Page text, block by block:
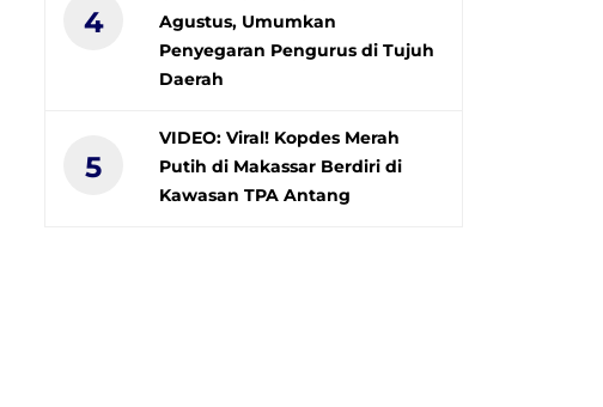
4
Agustus, Umumkan
Penyegaran Pengurus di Tujuh
Daerah
5
VIDEO: Viral! Kopdes Merah
Putih di Makassar Berdiri di
Kawasan TPA Antang